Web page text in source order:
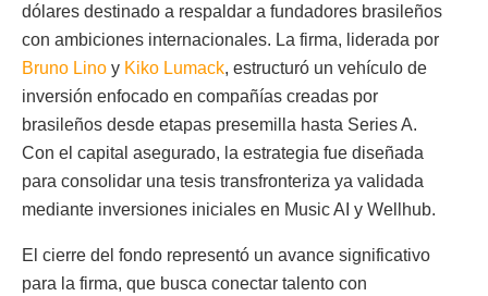
dólares destinado a respaldar a fundadores brasileños
con ambiciones internacionales. La firma, liderada por
Bruno Lino y Kiko Lumack, estructuró un vehículo de
inversión enfocado en compañías creadas por
brasileños desde etapas presemilla hasta Series A.
Con el capital asegurado, la estrategia fue diseñada
para consolidar una tesis transfronteriza ya validada
mediante inversiones iniciales en Music AI y Wellhub.
El cierre del fondo representó un avance significativo
para la firma, que busca conectar talento con